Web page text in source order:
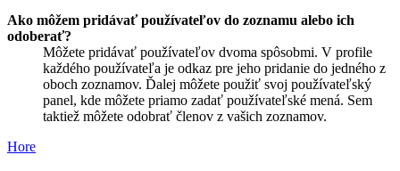
Ako môžem pridávať používateľov do zoznamu alebo ich
odoberať?
Môžete pridávať používateľov dvoma spôsobmi. V profile
každého používateľa je odkaz pre jeho pridanie do jedného z
oboch zoznamov. Ďalej môžete použiť svoj používateľský
panel, kde môžete priamo zadať používateľské mená. Sem
taktiež môžete odobrať členov z vašich zoznamov.
Hore